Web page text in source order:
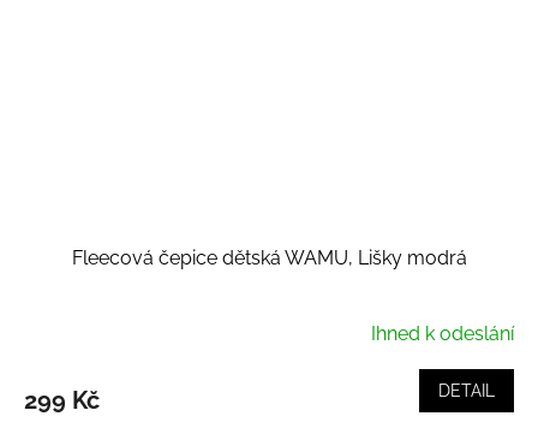
Fleecová čepice dětská WAMU, Lišky modrá
Ihned k odeslání
299 Kč DETAIL